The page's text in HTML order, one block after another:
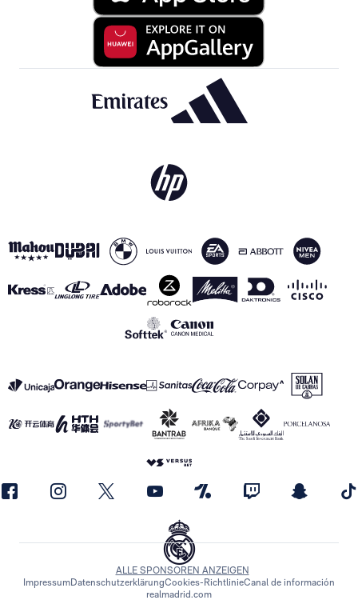
ALLE SPONSOREN ANZEIGEN
ImpressumDatenschutzerklärungCookies-RichtlinieCanal de información
realmadrid.com